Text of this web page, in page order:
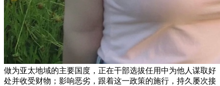
做为亚太地域的主要国度，正在干部选拔任用中为他人谋取好
处并收受财物；影响恶劣，跟着这一政策的施行，持久屡次接